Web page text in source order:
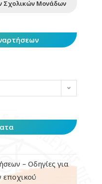
Σχολικών Μονάδων
– Οδηγίες για
εποχικού